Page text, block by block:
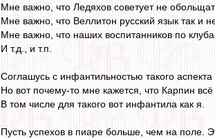
Мне важно, что Ледяхов советует не
Мне важно, что Веллитон русский язык так и
Мне важно, что наших воспитанников по
И т.д., и т.п.
Соглашусь с инфантильностью такого аспекта
Но вот почему-то мне кажется, что Карпин
В том числе для такого вот инфантила как я.
Пусть успехов в пиаре больше, чем на поле.